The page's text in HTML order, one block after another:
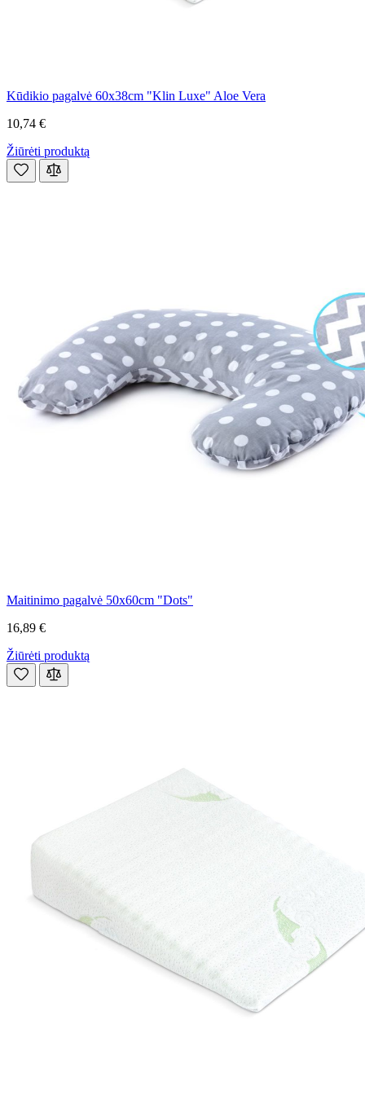
Kūdikio pagalvė 60x38cm "Klin Luxe" Aloe Vera
10,74 €
Žiūrėti produktą
Maitinimo pagalvė 50x60cm "Dots"
16,89 €
Žiūrėti produktą